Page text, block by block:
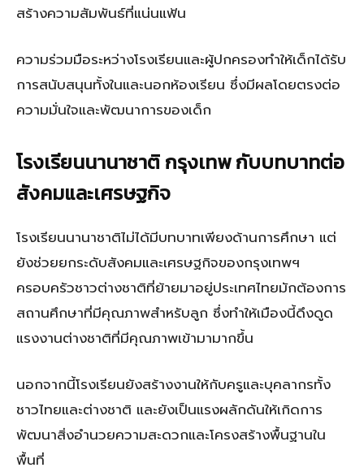
สร้างความสัมพันธ์ที่แน่นแฟ้น
ความร่วมมือระหว่างโรงเรียนและผู้ปกครองทำให้เด็กได้รับ
การสนับสนุนทั้งในและนอกห้องเรียน ซึ่งมีผลโดยตรงต่อ
ความมั่นใจและพัฒนาการของเด็ก
โรงเรียนนานาชาติ กรุงเทพ กับบทบาทต่อ
สังคมและเศรษฐกิจ
โรงเรียนนานาชาติไม่ได้มีบทบาทเพียงด้านการศึกษา แต่
ยังช่วยยกระดับสังคมและเศรษฐกิจของกรุงเทพฯ
ครอบครัวชาวต่างชาติที่ย้ายมาอยู่ประเทศไทยมักต้องการ
สถานศึกษาที่มีคุณภาพสำหรับลูก ซึ่งทำให้เมืองนี้ดึงดูด
แรงงานต่างชาติที่มีคุณภาพเข้ามามากขึ้น
นอกจากนี้โรงเรียนยังสร้างงานให้กับครูและบุคลากรทั้ง
ชาวไทยและต่างชาติ และยังเป็นแรงผลักดันให้เกิดการ
พัฒนาสิ่งอำนวยความสะดวกและโครงสร้างพื้นฐานใน
พื้นที่